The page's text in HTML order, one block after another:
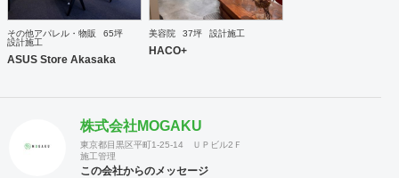
https://gridframe.co.jp/ Synes(シネス) 霧のようなやわらか
込む空間 https://sotochiku.com/
その他アパレル・物販
65坪
設計施工
ASUS Store Akasaka
美容院 37坪 設計施工
HACO+
株式会社MOGAKU
東京都目黒区平町1-25-14 ＵＰビル2Ｆ
施工管理
この会社からのメッセージ